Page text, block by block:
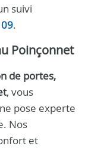
suivi
.
Poinçonnet
de portes,
, vous
pose experte
Nos
et